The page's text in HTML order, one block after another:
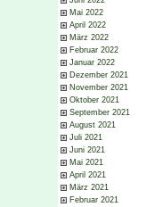
Mai 2022
April 2022
März 2022
Februar 2022
Januar 2022
Dezember 2021
November 2021
Oktober 2021
September 2021
August 2021
Juli 2021
Juni 2021
Mai 2021
April 2021
März 2021
Februar 2021